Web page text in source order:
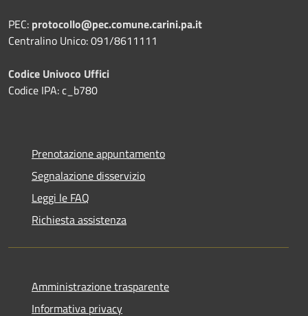
PEC: protocollo@pec.comune.carini.pa.it
Centralino Unico: 091/8611111
Codice Univoco Uffici
Codice IPA: c_b780
Prenotazione appuntamento
Segnalazione disservizio
Leggi le FAQ
Richiesta assistenza
Amministrazione trasparente
Informativa privacy